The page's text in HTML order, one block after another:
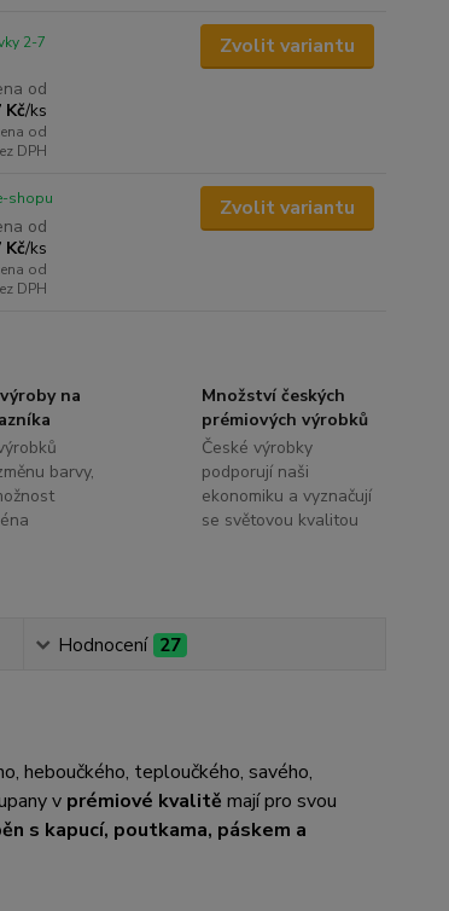
od
Kč/ks
od
DPH
2-7
Zvolit variantu
od
Kč/ks
od
DPH
shopu Zvolit variantu
na
barvy,
Množství českých
prémiových výrobků
České výrobky
podporují naši
ekonomiku a vyznačují
se světovou kvalitou
Hodnocení 27
heboučkého, teploučkého, savého,
v prémiové kvalitě mají pro svou
s kapucí, poutkama, páskem a